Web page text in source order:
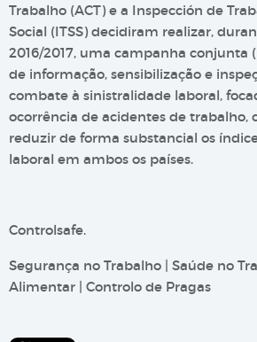
Trabalho (ACT) e a Inspección de
Social (ITSS) decidiram realizar,
2016/2017, uma campanha conjunta
de informação, sensibilização e
combate à sinistralidade laboral,
ocorrência de acidentes de trabalho,
reduzir de forma substancial os
laboral em ambos os países.
Controlsafe.
Segurança no Trabalho | Saúde no
Alimentar | Controlo de Pragas